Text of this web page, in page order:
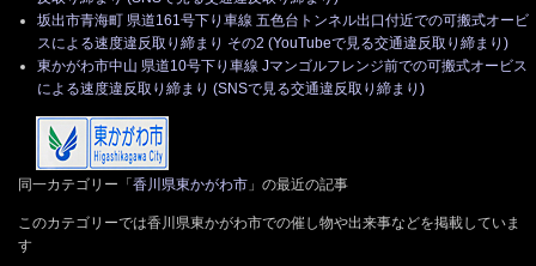
坂出市青海町 県道161号下り車線 五色台トンネル出口付近での可搬式オービ
スによる速度違反取り締まり その2 (YouTubeで見る交通違反取り締まり)
東かがわ市中山 県道10号下り車線 Jマンゴルフレンジ前での可搬式オービス
による速度違反取り締まり (SNSで見る交通違反取り締まり)
同一カテゴリー「香川県東かがわ市 」の最近の記事
このカテゴリーでは香川県東かがわ市での催し物や出来事などを掲載していま
す